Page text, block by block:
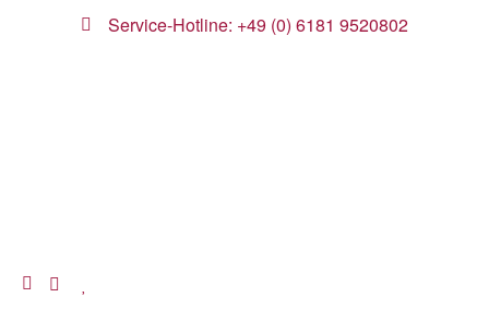
Service-Hotline: +49 (0) 6181 9520802